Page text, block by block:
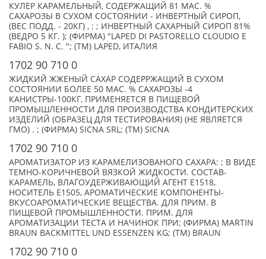
КУЛЕР КАРАМЕЛЬНЫЙ, СОДЕРЖАЩИЙ 81 МАС. %
САХАРОЗЫ В СУХОМ СОСТОЯНИИ - ИНВЕРТНЫЙ СИРОП,
(ВЕС ПОДД. - 20КГ) , : ; ИНВЕРТНЫЙ САХАРНЫЙ СИРОП 81%
(ВЕДРО 5 КГ. ); (ФИРМА) "LAPED DI PASTORELLO CLOUDIO E
FABIO S. N. C. "; (TM) LAPED, ИТАЛИЯ
1702 90 710 0
ЖИДКИЙ ЖЖЕНЫЙ САХАР СОДЕРРЖАЩИЙ В СУХОМ
СОСТОЯНИИ БОЛЕЕ 50 МАС. % САХАРОЗЫ -4
КАНИСТРЫ-100КГ, ПРИМЕНЯЕТСЯ В ПИЩЕВОЙ
ПРОМЫШЛЕННОСТИ ДЛЯ ПРОИЗВОДСТВА КОНДИТЕРСКИХ
ИЗДЕЛИЙ (ОБРАЗЕЦ ДЛЯ ТЕСТИРОВАНИЯ) (НЕ ЯВЛЯЕТСЯ
ГМО) . ; (ФИРМА) SICNA SRL; (TM) SICNA
1702 90 710 0
АРОМАТИЗАТОР ИЗ КАРАМЕЛИЗОВАНОГО САХАРА: ; В ВИДЕ
ТЕМНО-КОРИЧНЕВОЙ ВЯЗКОЙ ЖИДКОСТИ. СОСТАВ-
КАРАМЕЛЬ, ВЛАГОУДЕРЖИВАЮЩИЙ АГЕНТ Е1518,
НОСИТЕЛЬ Е1505, АРОМАТИЧЕСКИЕ КОМПОНЕНТЫ-
ВКУСОАРОМАТИЧЕСКИЕ ВЕЩЕСТВА. ДЛЯ ПРИМ. В
ПИЩЕВОЙ ПРОМЫШЛЕННОСТИ. ПРИМ. ДЛЯ
АРОМАТИЗАЦИИ ТЕСТА И НАЧИНОК ПРИ; (ФИРМА) MARTIN
BRAUN BACKMITTEL UND ESSENZEN KG; (TM) BRAUN
1702 90 710 0